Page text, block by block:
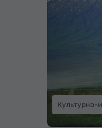
Культурно-